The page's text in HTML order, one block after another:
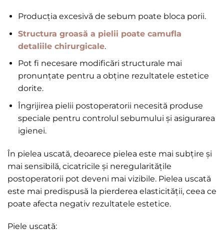
Producția excesivă de sebum poate bloca porii.
Structura groasă a pielii poate camufla
detaliile chirurgicale.
Pot fi necesare modificări structurale mai
pronunțate pentru a obține rezultatele estetice
dorite.
Îngrijirea pielii postoperatorii necesită produse
speciale pentru controlul sebumului și asigurarea
igienei.
În pielea uscată, deoarece pielea este mai subțire și
mai sensibilă, cicatricile și neregularitățile
postoperatorii pot deveni mai vizibile. Pielea uscată
este mai predispusă la pierderea elasticității, ceea ce
poate afecta negativ rezultatele estetice.
Piele uscată: